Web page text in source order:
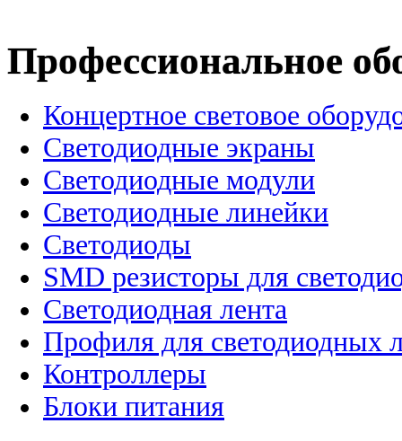
Профессиональное
Концертное световое
Cветодиодные экраны
Светодиодные модули
Светодиодные линейки
Светодиоды
SMD резисторы для
Светодиодная лента
Профиля для светодиодных
Контроллеры
Блоки питания